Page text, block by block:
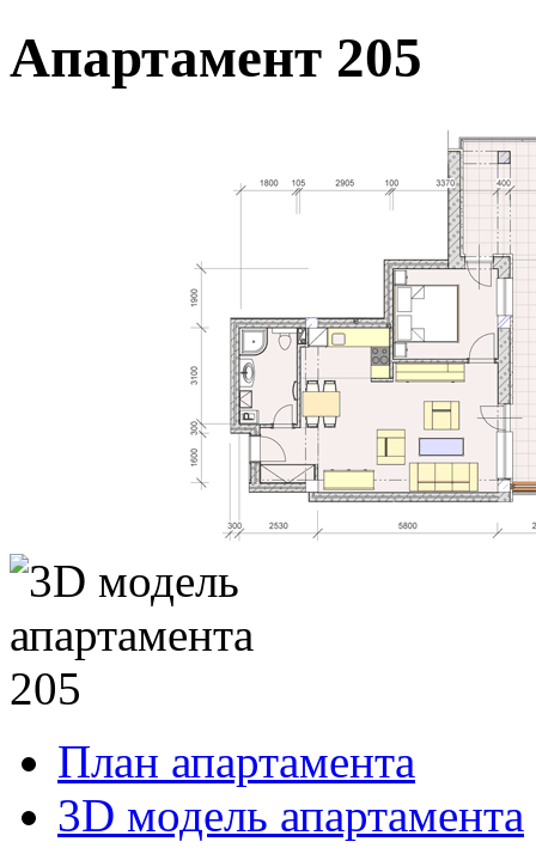
Апартамент 205
План апартамента
3D модель апартамента